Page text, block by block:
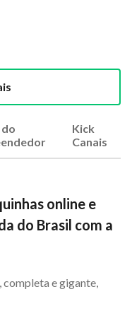
Kick
Canais
online e
do Brasil com a
e gigante,